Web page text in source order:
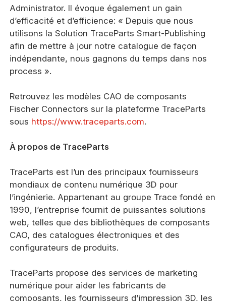
Administrator. Il évoque également un gain
d’efficacité et d’efficience: « Depuis que nous
utilisons la Solution TraceParts Smart-Publishing
afin de mettre à jour notre catalogue de façon
indépendante, nous gagnons du temps dans nos
process ».
Retrouvez les modèles CAO de composants
Fischer Connectors sur la plateforme TraceParts
sous https://www.traceparts.com.
À propos de TraceParts
TraceParts est l’un des principaux fournisseurs
mondiaux de contenu numérique 3D pour
l’ingénierie. Appartenant au groupe Trace fondé en
1990, l’entreprise fournit de puissantes solutions
web, telles que des bibliothèques de composants
CAO, des catalogues électroniques et des
configurateurs de produits.
TraceParts propose des services de marketing
numérique pour aider les fabricants de
composants, les fournisseurs d’impression 3D, les